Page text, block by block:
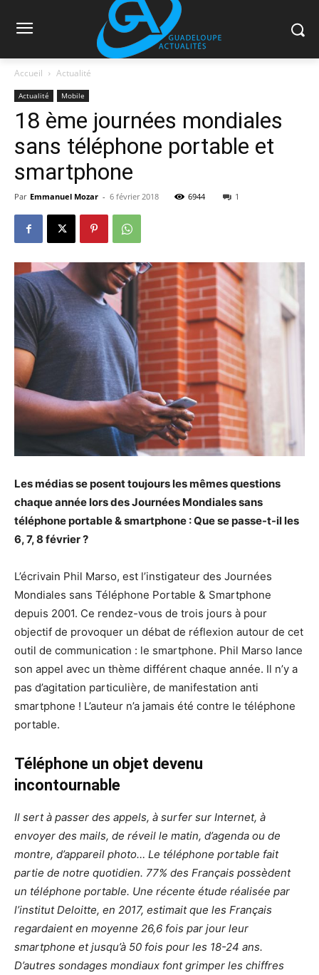
Accueil Actualité
Actualité Mobile
18 ème journées mondiales
sans téléphone portable et
smartphone
Par Emmanuel Mozar - 6 février 2018 6944 1
Les médias se posent toujours les mêmes questions
chaque année lors des Journées Mondiales sans
téléphone portable & smartphone : Que se passe-t-il les
6, 7, 8 février ?
L’écrivain Phil Marso, est l’instigateur des Journées
Mondiales sans Téléphone Portable & Smartphone
depuis 2001. Ce rendez-vous de trois jours à pour
objectif de provoquer un débat de réflexion autour de cet
outil de communication : le smartphone. Phil Marso lance
son appel avec un thème différent chaque année. Il n’y a
pas d’agitation particulière, de manifestation anti
smartphone ! L’auteur n’a jamais été contre le téléphone
portable.
Téléphone un objet devenu
incontournable
Il sert à passer des appels, à surfer sur Internet, à
envoyer des mails, de réveil le matin, d’agenda ou de
montre, d’appareil photo… Le téléphone portable fait
partie de notre quotidien. 77% des Français possèdent
un téléphone portable. Une récente étude réalisée par
l’institut Deloitte, en 2017, estimait que les Français
regardaient en moyenne 26,6 fois par jour leur
smartphone et jusqu’à 50 fois pour les 18-24 ans.
D’autres sondages mondiaux font grimper les chiffres